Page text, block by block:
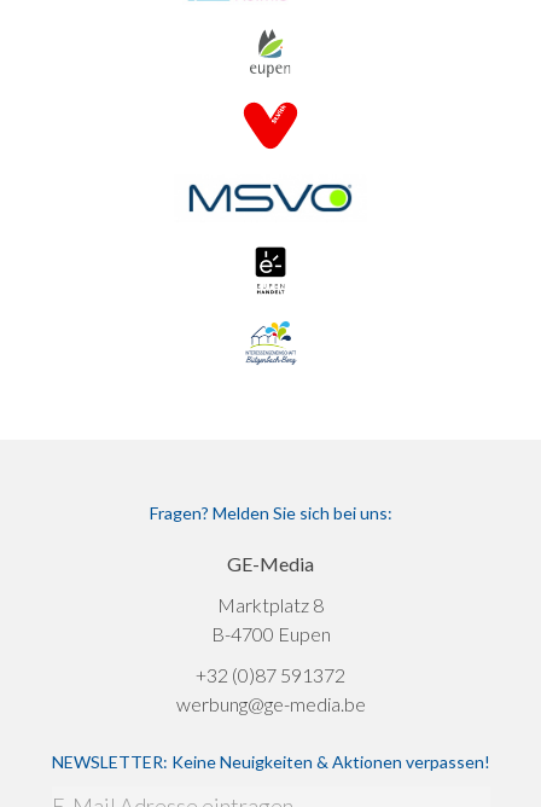
Fragen? Melden Sie sich bei uns:
GE-Media
Marktplatz 8
B-4700 Eupen
+32 (0)87 591372
werbung@ge-media.be
NEWSLETTER: Keine Neuigkeiten & Aktionen verpassen!